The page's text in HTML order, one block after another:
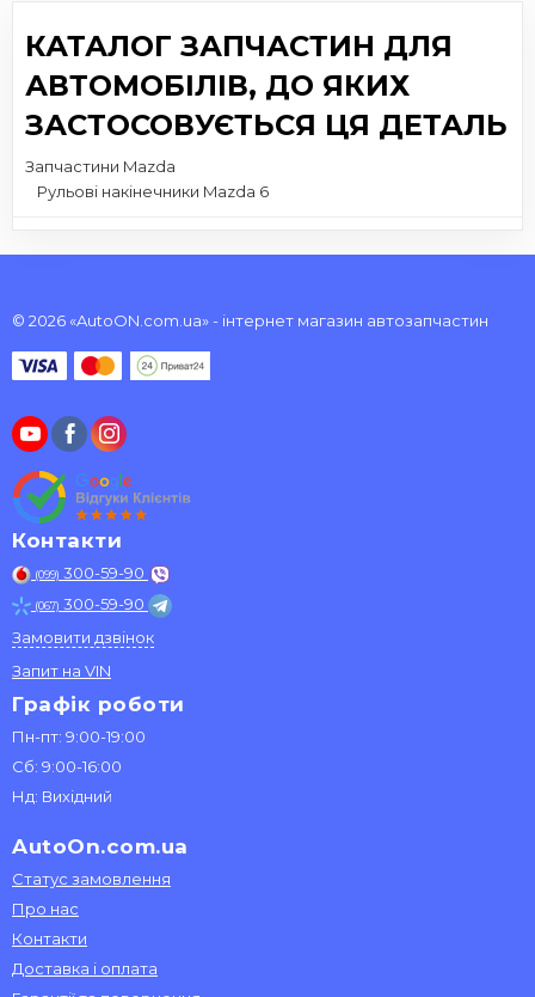
КАТАЛОГ ЗАПЧАСТИН ДЛЯ
АВТОМОБІЛІВ, ДО ЯКИХ
ЗАСТОСОВУЄТЬСЯ ЦЯ ДЕТАЛЬ
Запчастини Mazda
Рульові накінечники Mazda 6
© 2026 «AutoON.com.ua» - інтернет магазин автозапчастин
Контакти
(099) 300-59-90
(067) 300-59-90
Замовити дзвінок
Запит на VIN
Графік роботи
Пн-пт: 9:00-19:00
Сб: 9:00-16:00
Нд: Вихідний
AutoOn.com.ua
Статус замовлення
Про нас
Контакти
Доставка і оплата